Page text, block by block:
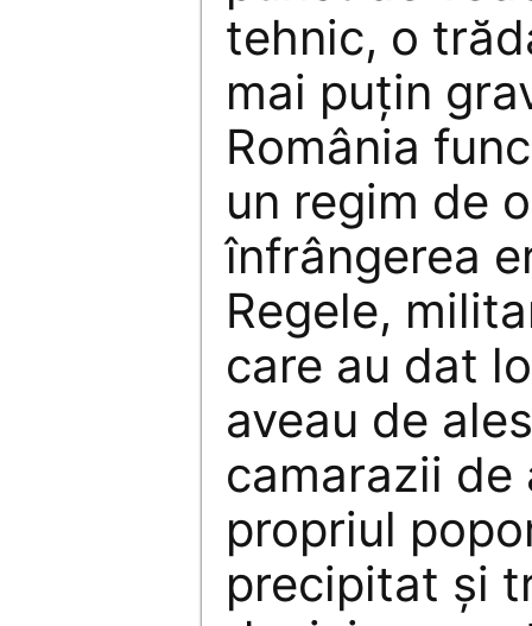
tehnic, o
mai puţin
România
un regim de
înfrângerea
Regele,
care au dat
aveau de
camarazii
propriul
precipitat şi